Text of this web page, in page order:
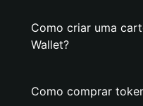
Como criar uma
Wallet?
Como comprar